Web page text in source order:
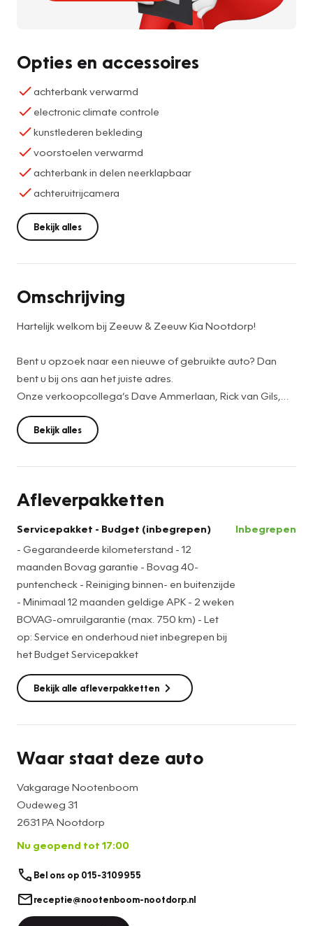
Opties en accessoires
achterbank verwarmd
electronic climate controle
kunstlederen bekleding
voorstoelen verwarmd
achterbank in delen neerklapbaar
achteruitrijcamera
Bekijk alles
Omschrijving
Hartelijk welkom bij Zeeuw & Zeeuw Kia Nootdorp!
Bent u opzoek naar een nieuwe of gebruikte auto? Dan
bent u bij ons aan het juiste adres.
Onze verkoopcollega’s Dave Ammerlaan, Rick van Gils,
Bart Pelka & Menno Roeling helpen u graag verder. Zij
zoeken met u mee naar de juiste auto die aan al u wensen
en eisen voldoet.
op het gebied van Kia en andere merken!
maar ook gewoon als u vragen heeft.
Bent u nieuwsgierig geworden en wilt u bij ons
langskomen?
U kunt ons gerust bellen op 015 – 310 99 55 of mailen naar
sales-ndp@zeeuwenzeeuw.nl
Uiteraard kunt u ook bij ons altijd gewoon binnen wandelen,
ook voor een kop koffie!
Bekijk alles
Afleverpakketten
Servicepakket - Budget (inbegrepen)
- Gegarandeerde kilometerstand - 12
maanden Bovag garantie - Bovag 40-
puntencheck - Reiniging binnen- en buitenzijde
- Minimaal 12 maanden geldige APK - 2 weken
BOVAG-omruilgarantie (max. 750 km) - Let
op: Service en onderhoud niet inbegrepen bij
het Budget Servicepakket
Inbegrepen
Bekijk alle afleverpakketten
Waar staat deze auto
Vakgarage Nootenboom
Oudeweg 31
2631 PA Nootdorp
Nu geopend tot 17:00
Bel ons op 015-3109955
receptie@nootenboom-nootdorp.nl